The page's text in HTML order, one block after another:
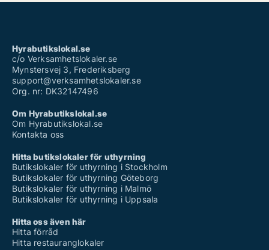
Hyrabutikslokal.se
c/o Verksamhetslokaler.se
Mynstersvej 3, Frederiksberg
support@verksamhetslokaler.se
Org. nr: DK32147496
Om Hyrabutikslokal.se
Om Hyrabutikslokal.se
Kontakta oss
Hitta butikslokaler för uthyrning
Butikslokaler för uthyrning i Stockholm
Butikslokaler för uthyrning Göteborg
Butikslokaler för uthyrning i Malmö
Butikslokaler för uthyrning i Uppsala
Hitta oss även här
Hitta förråd
Hitta restauranglokaler